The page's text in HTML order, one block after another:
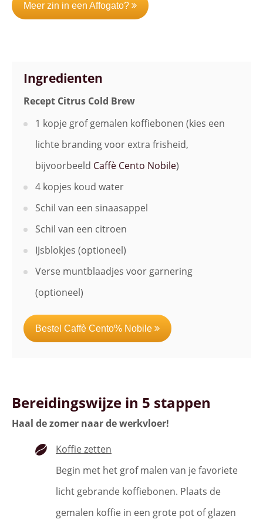
Meer zin in een Affogato?
Ingredienten
Recept Citrus Cold Brew
1 kopje grof gemalen koffiebonen (kies een
lichte branding voor extra frisheid,
bijvoorbeeld Caffè Cento Nobile)
4 kopjes koud water
Schil van een sinaasappel
Schil van een citroen
IJsblokjes (optioneel)
Verse muntblaadjes voor garnering
(optioneel)
Bestel Caffè Cento% Nobile
Bereidingswijze in 5 stappen
Haal de zomer naar de werkvloer!
Koffie zetten
Begin met het grof malen van je favoriete
licht gebrande koffiebonen. Plaats de
gemalen koffie in een grote pot of glazen